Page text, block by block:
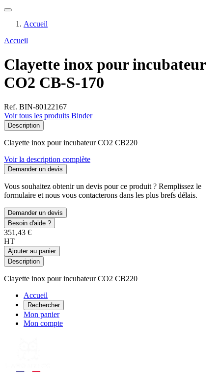
Accueil
Accueil
Clayette inox pour incubateur
CO2 CB-S-170
Ref. BIN-80122167
Voir tous les produits Binder
Description
Clayette inox pour incubateur CO2 CB220
Voir la description complète
Demander un devis
Vous souhaitez obtenir un devis pour ce produit ? Remplissez le
formulaire et nous vous contacterons dans les plus brefs délais.
Demander un devis
Besoin d'aide ?
351,43 €
HT
Ajouter au panier
Description
Clayette inox pour incubateur CO2 CB220
Accueil
Rechercher
Mon panier
Mon compte